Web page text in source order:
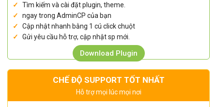
Tìm kiếm và cài đặt plugin, theme.
ngay trong AdminCP của bạn
Cập nhật nhanh bằng 1 cú click chuột
Gửi yêu cầu hỗ trợ, cập nhật sp mới.
Download Plugin
CHẾ ĐỘ SUPPORT TỐT NHẤT
Hỗ trợ mọi lúc mọi nơi